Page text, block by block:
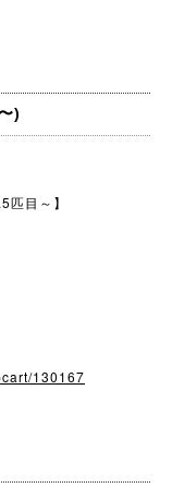
)
匹目～】
130167